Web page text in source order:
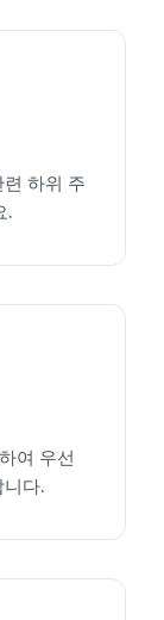
하위 주
.
여 우선
다.